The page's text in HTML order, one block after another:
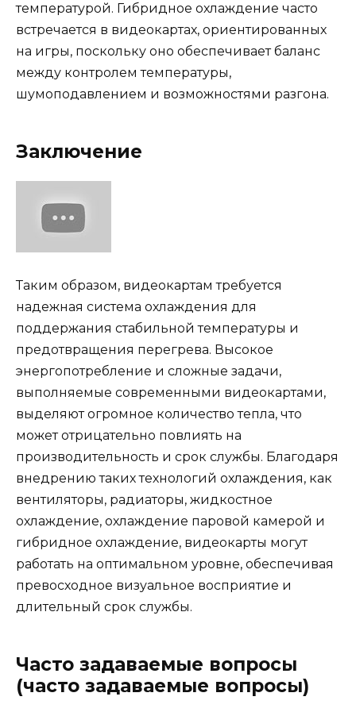
температурой. Гибридное охлаждение часто
встречается в видеокартах, ориентированных
на игры, поскольку оно обеспечивает баланс
между контролем температуры,
шумоподавлением и возможностями разгона.
Заключение
Таким образом, видеокартам требуется
надежная система охлаждения для
поддержания стабильной температуры и
предотвращения перегрева. Высокое
энергопотребление и сложные задачи,
выполняемые современными видеокартами,
выделяют огромное количество тепла, что
может отрицательно повлиять на
производительность и срок службы. Благодаря
внедрению таких технологий охлаждения, как
вентиляторы, радиаторы, жидкостное
охлаждение, охлаждение паровой камерой и
гибридное охлаждение, видеокарты могут
работать на оптимальном уровне, обеспечивая
превосходное визуальное восприятие и
длительный срок службы.
Часто задаваемые вопросы
(часто задаваемые вопросы)